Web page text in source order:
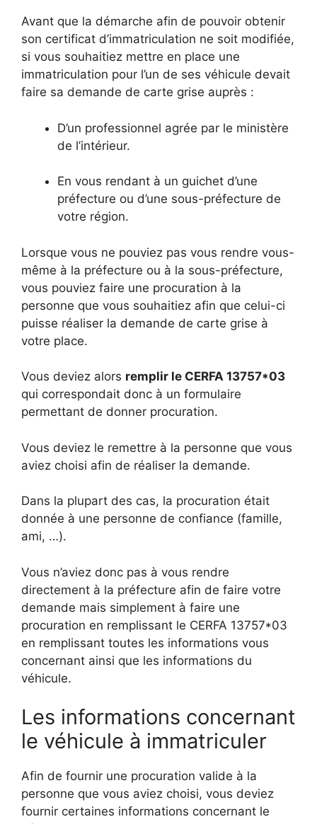
Avant que la démarche afin de pouvoir obtenir
son certificat d’immatriculation ne soit modifiée,
si vous souhaitiez mettre en place une
immatriculation pour l’un de ses véhicule devait
faire sa demande de carte grise auprès :
D’un professionnel agrée par le ministère
de l’intérieur.
En vous rendant à un guichet d’une
préfecture ou d’une sous-préfecture de
votre région.
Lorsque vous ne pouviez pas vous rendre vous-
même à la préfecture ou à la sous-préfecture,
vous pouviez faire une procuration à la
personne que vous souhaitiez afin que celui-ci
puisse réaliser la demande de carte grise à
votre place.
Vous deviez alors remplir le CERFA 13757*03
qui correspondait donc à un formulaire
permettant de donner procuration.
Vous deviez le remettre à la personne que vous
aviez choisi afin de réaliser la demande.
Dans la plupart des cas, la procuration était
donnée à une personne de confiance (famille,
ami, …).
Vous n’aviez donc pas à vous rendre
directement à la préfecture afin de faire votre
demande mais simplement à faire une
procuration en remplissant le CERFA 13757*03
en remplissant toutes les informations vous
concernant ainsi que les informations du
véhicule.
Les informations concernant
le véhicule à immatriculer
Afin de fournir une procuration valide à la
personne que vous aviez choisi, vous deviez
fournir certaines informations concernant le